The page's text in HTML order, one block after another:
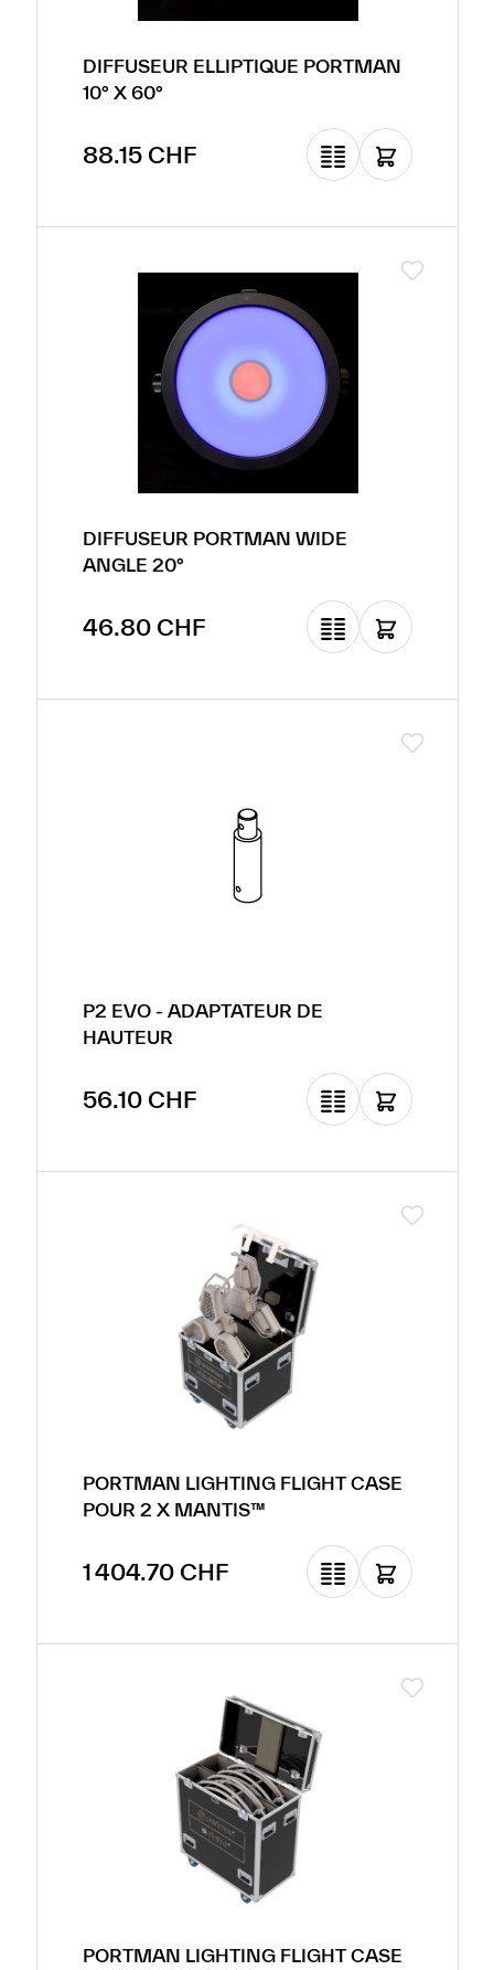
DIFFUSEUR ELLIPTIQUE PORTMAN
10° X 60°
Prix régulier :
88.15 CHF
DIFFUSEUR PORTMAN WIDE
ANGLE 20°
Prix régulier :
46.80 CHF
P2 EVO - ADAPTATEUR DE
HAUTEUR
Prix régulier :
56.10 CHF
PORTMAN LIGHTING FLIGHT CASE
POUR 2 X MANTIS™
Prix régulier :
1 404.70 CHF
PORTMAN LIGHTING FLIGHT CASE